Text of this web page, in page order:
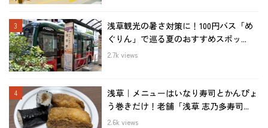
浅草観光の暑さ対策に！100円バス「め
ぐりん」で巡る夏のおすすめスポッ...
2.7k views
浅草｜メニューはいなり寿司とかんぴょ
う巻きだけ！老舗「浅草 志乃多寿司...
2.6k views